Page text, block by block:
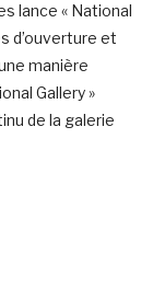
lance « National
d’ouverture et
manière
Gallery »
de la galerie